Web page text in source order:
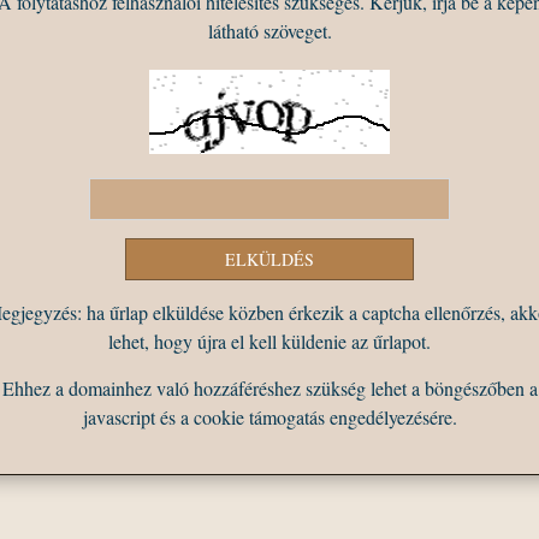
látható szöveget.
ha űrlap elküldése közben érkezik a captcha ellenőrzés,
lehet, hogy újra el kell küldenie az űrlapot.
Ehhez a domainhez való hozzáféréshez szükség lehet a böngészőben a
javascript és a cookie támogatás engedélyezésére.